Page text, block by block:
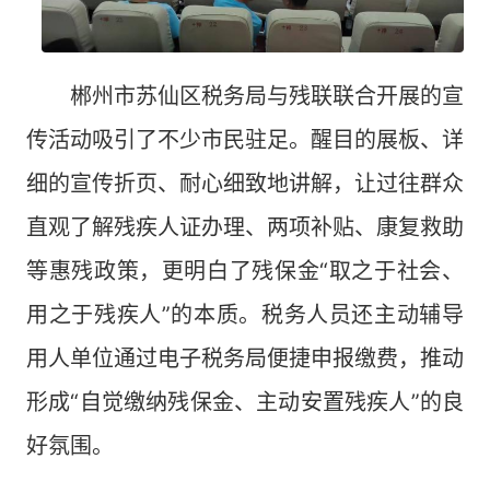
郴州市苏仙区税务局与残联联合开展的宣
传活动吸引了不少市民驻足。醒目的展板、详
细的宣传折页、耐心细致地讲解，让过往群众
直观了解残疾人证办理、两项补贴、康复救助
等惠残政策，更明白了残保金“取之于社会、
用之于残疾人”的本质。税务人员还主动辅导
用人单位通过电子税务局便捷申报缴费，推动
形成“自觉缴纳残保金、主动安置残疾人”的良
好氛围。